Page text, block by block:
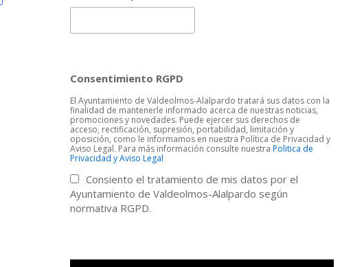
Consentimiento RGPD
El Ayuntamiento de Valdeolmos-Alalpardo tratará sus datos con la
finalidad de mantenerle informado acerca de nuestras noticias,
promociones y novedades. Puede ejercer sus derechos de
acceso, rectificación, supresión, portabilidad, limitación y
oposición, como le informamos en nuestra Política de Privacidad y
Aviso Legal. Para más información consulte nuestraPolitica de
Privacidad y Aviso Legal
Consiento el tratamiento de mis datos por el
Ayuntamiento de Valdeolmos-Alalpardo según
normativa RGPD.